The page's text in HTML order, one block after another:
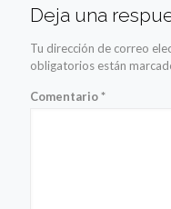
Deja una
Tu dirección de correo
obligatorios están
Comentario*